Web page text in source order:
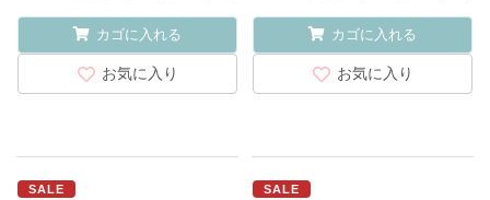
カゴに入れる
お気に入り
カゴに入れる
お気に入り
SALE SALE